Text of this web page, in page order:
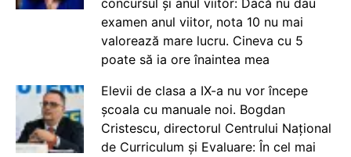
concursul și anul viitor: Dacă nu dau
examen anul viitor, nota 10 nu mai
valorează mare lucru. Cineva cu 5
poate să ia ore înaintea mea
Elevii de clasa a IX-a nu vor începe
școala cu manuale noi. Bogdan
Cristescu, directorul Centrului Național
de Curriculum și Evaluare: În cel mai